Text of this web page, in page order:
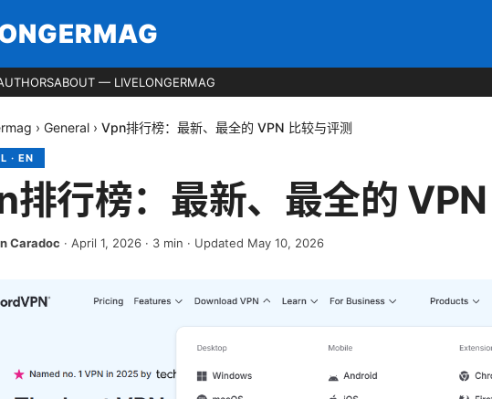
ABOUT — LIVELONGERMAG
› General › Vpn排行榜：最新、最全的 VPN 比较与评测
· EN
排行榜：最新、最全的
Caradoc · April 1, 2026 · 3 min · Updated May 10, 2026